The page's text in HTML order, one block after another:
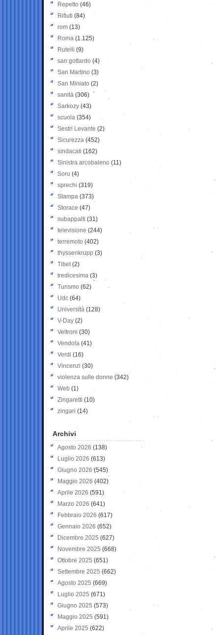
Repetto (46)
Rifiuti (84)
rom (13)
Roma (1.125)
Rutelli (9)
san gottardo (4)
San Martino (3)
San Miniato (2)
sanità (306)
Sarkozy (43)
scuola (354)
Sestri Levante (2)
Sicurezza (452)
sindacati (162)
Sinistra arcobaleno (11)
Soru (4)
sprechi (319)
Stampa (373)
Storace (47)
subappalti (31)
televisione(244)
terremoto (402)
thyssenkrupp (3)
Tibet(2)
tredicesima (3)
Turismo (62)
Udc (64)
Università (128)
V-Day (2)
Veltroni (30)
Vendola (41)
Verdi (16)
Vincenzi (30)
violenza sulle donne (342)
Web (1)
Zingaretti (10)
zingari (14)
Archivi
Agosto 2026 (138)
Luglio 2026 (613)
Giugno 2026 (545)
Maggio 2026 (402)
Aprile 2026 (591)
Marzo 2026 (641)
Febbraio 2026 (617)
Gennaio 2026 (652)
Dicembre 2025 (627)
Novembre 2025 (668)
Ottobre 2025 (651)
Settembre 2025 (662)
Agosto 2025 (669)
Luglio 2025 (671)
Giugno 2025 (573)
Maggio 2025 (591)
Aprile 2025 (622)